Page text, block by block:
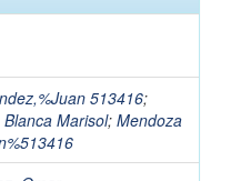
513416;
Marisol; Mendoza